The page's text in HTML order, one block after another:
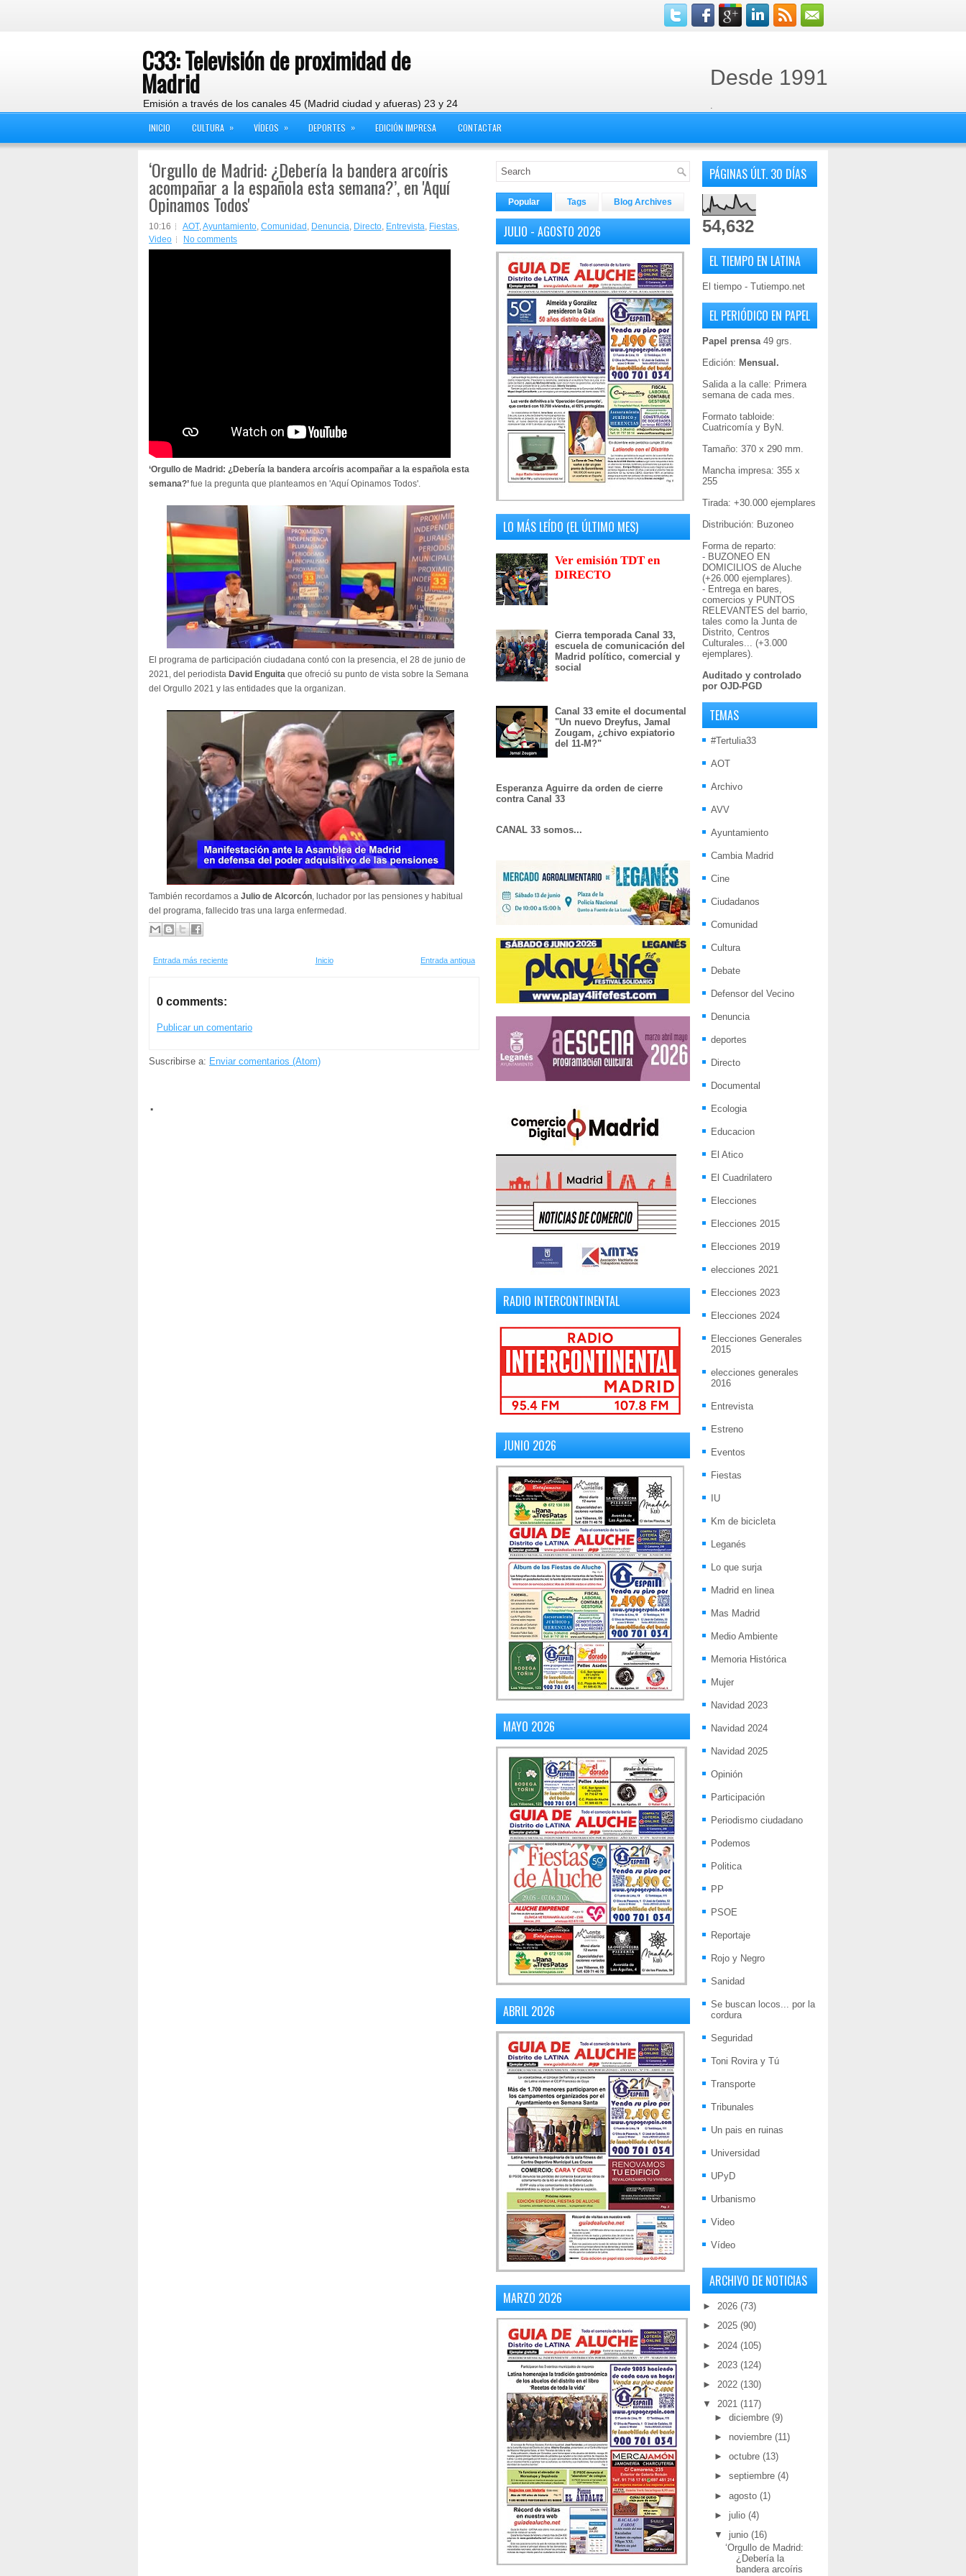
C33: Televisión de proximidad de
Madrid
Emisión a través de los canales 45 (Madrid ciudad y afueras) 23 y 24
Desde 1991
INICIO CULTURA » VÍDEOS » DEPORTES » EDICIÓN IMPRESA CONTACTAR
‘Orgullo de Madrid: ¿Debería la bandera arcoíris
acompañar a la española esta semana?’, en 'Aquí
Opinamos Todos'
10:16 AOT,Ayuntamiento, Comunidad , Denuncia, Directo, Entrevista, Fiestas,
Video
No comments
‘Orgullo de Madrid: ¿Debería la bandera arcoíris acompañar a la española esta
semana?’fue la pregunta que planteamos en 'Aquí Opinamos Todos'.
El programa de participación ciudadana contó con la presencia, el 28 de junio de
2021, del periodista David Enguita que ofreció su punto de vista sobre la Semana
del Orgullo 2021 y las entidades que la organizan.
También recordamos a Julio de Alcorcón, luchador por las pensiones y habitual
del programa, fallecido tras una larga enfermedad.
Entrada más reciente Entrada antigua
Inicio
0 comments:
Publicar un comentario
Suscribirse a: Enviar comentarios (Atom)
.
Popular Tags Blog Archives
JULIO - AGOSTO 2026
LO MÁS LEÍDO (EL ÚLTIMO MES)
Ver emisión TDT en
DIRECTO
Cierra temporada Canal 33,
escuela de comunicación del
Madrid político, comercial y
social
Canal 33 emite el documental
"Un nuevo Dreyfus, Jamal
Zougam, ¿chivo expiatorio
del 11-M?"
Esperanza Aguirre da orden de cierre
contra Canal 33
CANAL 33 somos...
RADIO INTERCONTINENTAL
JUNIO 2026
MAYO 2026
ABRIL 2026
MARZO 2026
PÁGINAS ÚLT. 30 DÍAS
54,632
EL TIEMPO EN LATINA
El tiempo - Tutiempo.net
EL PERIÓDICO EN PAPEL
Papel prensa49 grs.
Edición: Mensual.
Salida a la calle: Primera
semana de cada mes.
Formato tabloide:
Cuatricomía y ByN.
Tamaño: 370 x 290 mm.
Mancha impresa: 355 x
255
Tirada: +30.000 ejemplares
Distribución: Buzoneo
Forma de reparto:
- BUZONEO EN
DOMICILIOS de Aluche
(+26.000 ejemplares).
- Entrega en bares,
comercios y PUNTOS
RELEVANTES del barrio,
tales como la Junta de
Distrito, Centros
Culturales... (+3.000
ejemplares).
Auditado y controlado
por OJD-PGD
TEMAS
#Tertulia33
AOT
Archivo
AVV
Ayuntamiento
Cambia Madrid
Cine
Ciudadanos
Comunidad
Cultura
Debate
Defensor del Vecino
Denuncia
deportes
Directo
Documental
Ecologia
Educacion
El Atico
El Cuadrilatero
Elecciones
Elecciones 2015
Elecciones 2019
elecciones 2021
Elecciones 2023
Elecciones 2024
Elecciones Generales
2015
elecciones generales
2016
Entrevista
Estreno
Eventos
Fiestas
IU
Km de bicicleta
Leganés
Lo que surja
Madrid en linea
Mas Madrid
Medio Ambiente
Memoria Histórica
Mujer
Navidad 2023
Navidad 2024
Navidad 2025
Opinión
Participación
Periodismo ciudadano
Podemos
Politica
PP
PSOE
Reportaje
Rojo y Negro
Sanidad
Se buscan locos... por la
cordura
Seguridad
Toni Rovira y Tú
Transporte
Tribunales
Un pais en ruinas
Universidad
UPyD
Urbanismo
Video
Vídeo
ARCHIVO DE NOTICIAS
► 2026 (73)
► 2025 (90)
► 2024 (105)
► 2023 (124)
► 2022 (130)
▼
2021 (117)
► diciembre (9)
► noviembre (11)
► octubre (13)
► septiembre (4)
► agosto (1)
► julio (4)
▼
junio (16)
‘Orgullo de Madrid:
¿Debería la
bandera arcoíris